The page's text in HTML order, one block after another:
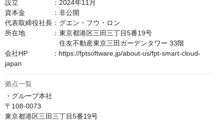
設立　　　　　：2024年11月
資本金　　　　：非公開
代表取締役社長：グエン・フウ・ロン
所在地　　　　：東京都港区三田三丁目5番19号
住友不動産東京三田ガーデンタワー 33階
会社HP　　　  ：https://fptsoftware.jp/about-us/fpt-smart-cloud-
japan
拠点一覧
・グループ本社
〒108-0073
東京都港区三田三丁目5番19号